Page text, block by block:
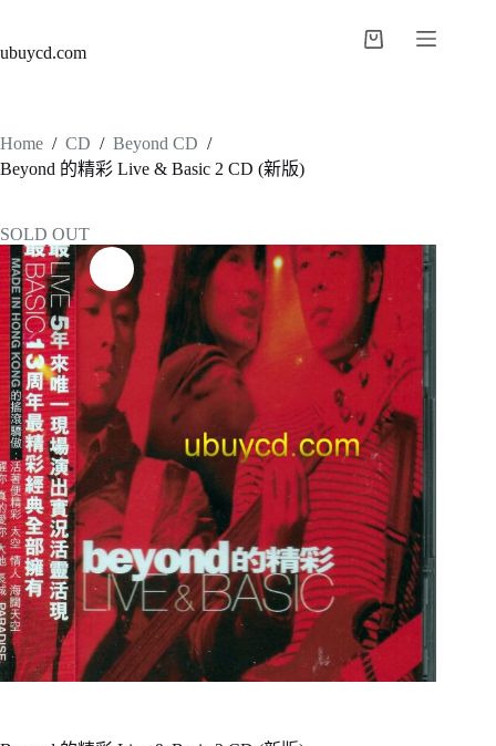
ubuycd.com
Home / CD / Beyond CD /
Beyond 的精彩 Live & Basic 2 CD (新版)
SOLD OUT